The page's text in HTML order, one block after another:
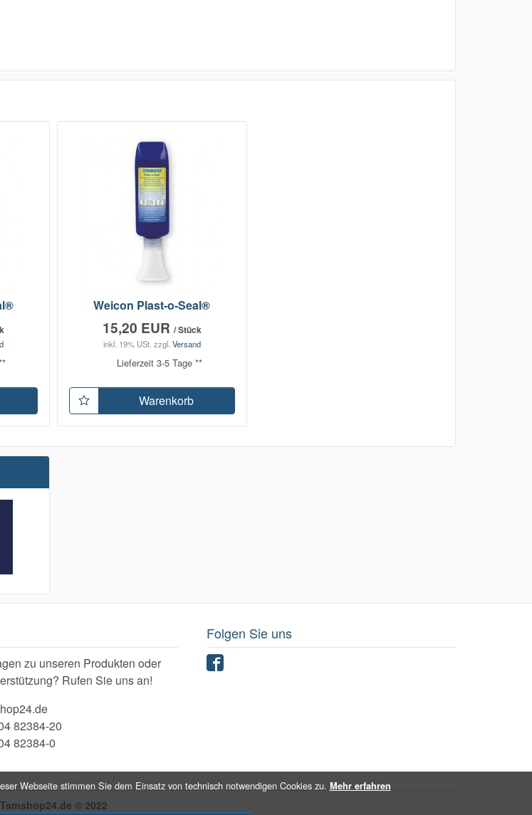
Webseite stimmen Sie dem Einsatz von technisch notwendigen Cookies zu. Mehr erfahren
Weicon Plast-o-Seal®
15,20 EUR / Stück
inkl. 19% USt. zzgl. Versand
Lieferzeit 3-5 Tage **
Warenkorb
zu unseren Produkten oder
Rufen Sie uns an!
82384-20
82384-0
Folgen Sie uns
Tsmshop24.de © 2022